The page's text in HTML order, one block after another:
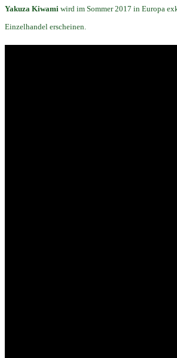
Yakuza Kiwami wird im Sommer 2017 in Europa
Einzelhandel erscheinen.